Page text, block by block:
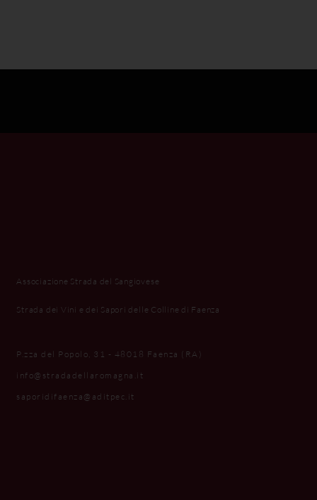
Associazione Strada del Sangiovese
Strada dei Vini e dei Sapori delle Colline di Faenza
P.zza del Popolo, 31 - 48018 Faenza (RA)
info@stradadellaromagna.it
saporidifaenza@aditpec.it